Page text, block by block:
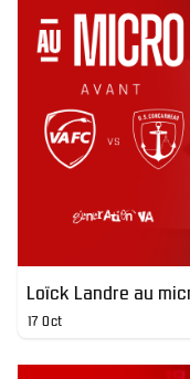
Loïck Landre au
17 Oct